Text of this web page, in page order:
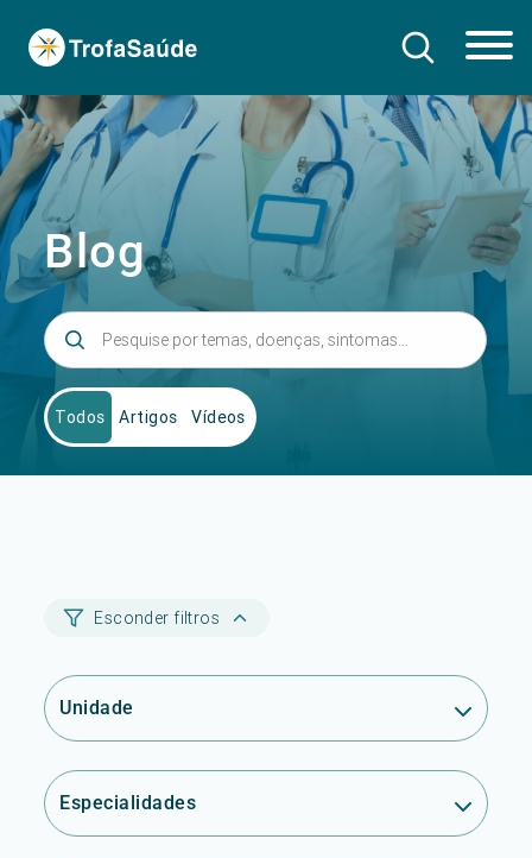
Blog
Todos Artigos Vídeos
Esconder filtros
Unidade
Especialidades